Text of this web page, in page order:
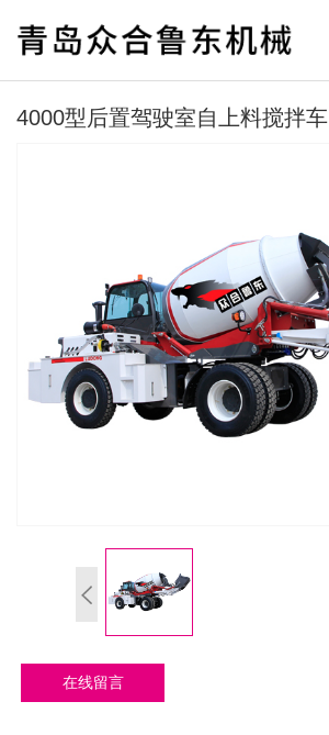
4000型后置驾驶室自上料搅拌车
在线留言